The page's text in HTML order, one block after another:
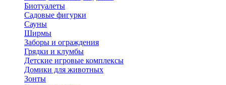
Биотуалеты
Садовые фигурки
Сауны
Ширмы
Заборы и ограждения
Грядки и клумбы
Детские игровые комплексы
Домики для животных
Зонты